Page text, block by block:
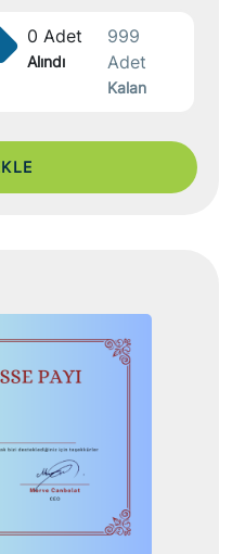
0 Adet
Alındı
999
Adet
Kalan